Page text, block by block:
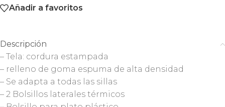
Añadir a favoritos
Descripción
– Tela: cordura estampada
– relleno de goma espuma de alta densidad
– Se adapta a todas las sillas
– 2 Bolsillos laterales térmicos